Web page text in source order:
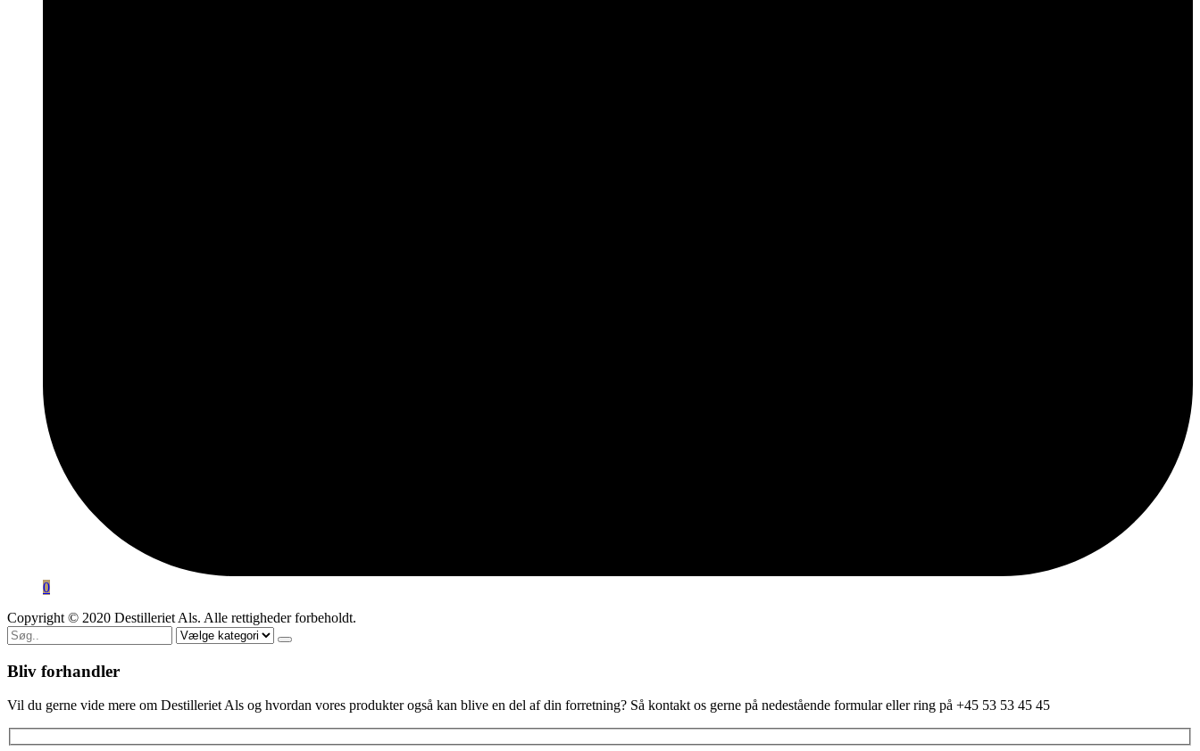
0
Copyright © 2020 Destilleriet Als. Alle rettigheder forbeholdt.
Søg
efter
Bliv forhandler
Vil du gerne vide mere om Destilleriet Als og hvordan vores produkter også kan blive en del af din forretning? Så kontakt os gerne på nedestående formular eller ring på +45 53 53 45 45